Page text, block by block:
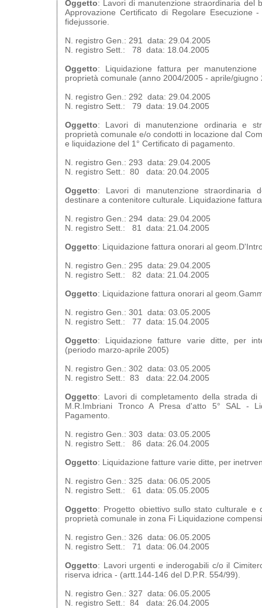
Oggetto: Lavori di manutenzione straordinaria del
Approvazione Certificato di Regolare Esecuzione
fidejussorie.
N. registro Gen.: 291 data: 29.04.2005
N. registro Sett.: 78 data: 18.04.2005
Oggetto: Liquidazione fattura per
proprietà comunale (anno 2004/2005 - aprile/giugno
N. registro Gen.: 292 data: 29.04.2005
N. registro Sett.: 79 data: 19.04.2005
Oggetto: Lavori di manutenzione ordinaria e
proprietà comunale e/o condotti in locazione dal
e liquidazione del 1° Certificato di pagamento.
N. registro Gen.: 293 data: 29.04.2005
N. registro Sett.: 80 data: 20.04.2005
Oggetto: Lavori di manutenzione straordinaria
destinare a contenitore culturale. Liquidazione
N. registro Gen.: 294 data: 29.04.2005
N. registro Sett.: 81 data: 21.04.2005
Oggetto: Liquidazione fattura onorari al
N. registro Gen.: 295 data: 29.04.2005
N. registro Sett.: 82 data: 21.04.2005
Oggetto: Liquidazione fattura onorari al
N. registro Gen.: 301 data: 03.05.2005
N. registro Sett.: 77 data: 15.04.2005
Oggetto: Liquidazione fatture varie ditte, per
(periodo marzo-aprile 2005)
N. registro Gen.: 302 data: 03.05.2005
N. registro Sett.: 83 data: 22.04.2005
Oggetto: Lavori di completamento della strada di
M.R.Imbriani Tronco A Presa d'atto 5° SAL -
Pagamento.
N. registro Gen.: 303 data: 03.05.2005
N. registro Sett.: 86 data: 26.04.2005
Oggetto: Liquidazione fatture varie ditte, per
N. registro Gen.: 325 data: 06.05.2005
N. registro Sett.: 61 data: 05.05.2005
Oggetto: Progetto obiettivo sullo stato culturale e
proprietà comunale in zona Fi Liquidazione
N. registro Gen.: 326 data: 06.05.2005
N. registro Sett.: 71 data: 06.04.2005
Oggetto: Lavori urgenti e inderogabili c/o il
riserva idrica - (artt.144-146 del D.P.R. 554/99).
N. registro Gen.: 327 data: 06.05.2005
N. registro Sett.: 84 data: 26.04.2005